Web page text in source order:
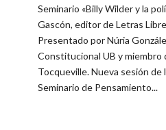
Seminario «Billy Wilder y la
Gascón, editor de Letras
Presentado por Núria
Constitucional UB y miembro
Tocqueville. Nueva sesión de
Seminario de Pensamiento...